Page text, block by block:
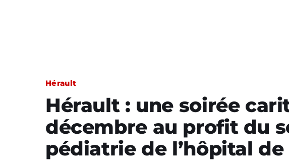
Hérault
Hérault : une soirée
décembre au profit du
pédiatrie de l’hôpital de